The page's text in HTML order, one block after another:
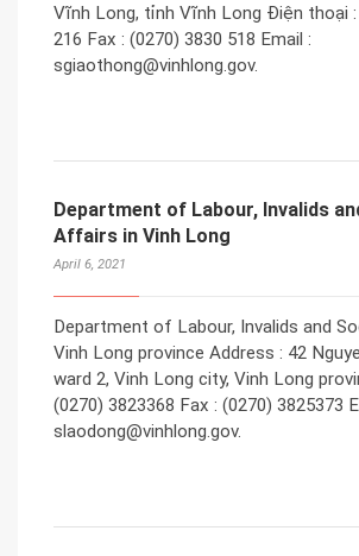
Vĩnh Long, tỉnh Vĩnh Long Điện thoại :
216 Fax : (0270) 3830 518 Email :
sgiaothong@vinhlong.gov.
Department of Labour, Invalids
Affairs in Vinh Long
April 6, 2021
Department of Labour, Invalids and
Vinh Long province Address : 42
ward 2, Vinh Long city, Vinh Long
(0270) 3823368 Fax : (0270) 3825373
slaodong@vinhlong.gov.